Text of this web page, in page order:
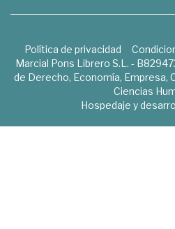
Política de privacidad
Marcial Pons Librero S.L. -
de Derecho, Economía, Empresa,
Ciencias
Hospedaje y